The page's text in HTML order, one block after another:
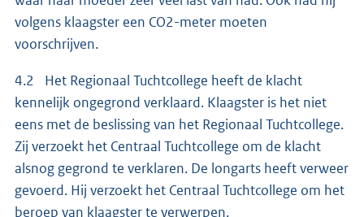
volgens klaagster een CO2-meter moeten
voorschrijven.
4.2 Het Regionaal Tuchtcollege heeft de klacht
kennelijk ongegrond verklaard. Klaagster is het niet
eens met de beslissing van het Regionaal Tuchtcollege.
Zij verzoekt het Centraal Tuchtcollege om de klacht
alsnog gegrond te verklaren. De longarts heeft verweer
gevoerd. Hij verzoekt het Centraal Tuchtcollege om het
beroep van klaagster te verwerpen.